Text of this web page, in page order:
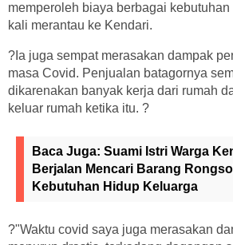
memperoleh biaya berbagai
kali merantau ke Kendari.
?Ia juga sempat merasakan dampak
masa Covid. Penjualan batagornya
dikarenakan banyak kerja dari rumah
keluar rumah ketika itu. ?
Baca Juga: Suami Istri Warga
Berjalan Mencari Barang
Kebutuhan Hidup Keluarga
?"Waktu covid saya juga merasakan